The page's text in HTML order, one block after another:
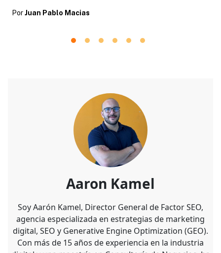
Por Juan Pablo Macias
Aaron Kamel
Soy Aarón Kamel, Director General de Factor SEO,
agencia especializada en estrategias de marketing
digital, SEO y Generative Engine Optimization (GEO).
Con más de 15 años de experiencia en la industria